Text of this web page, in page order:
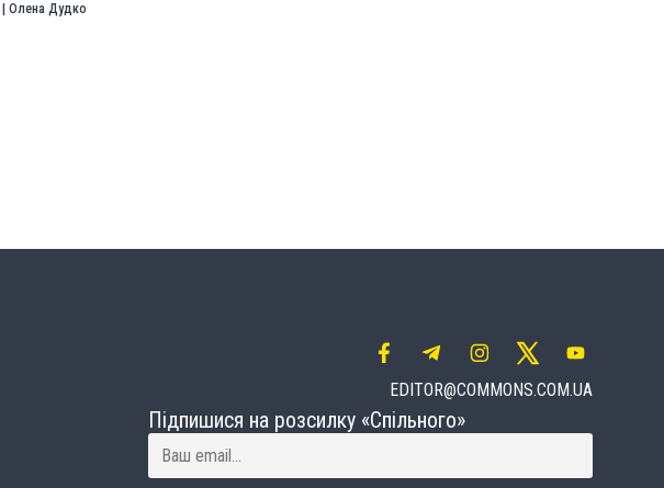
Олена Дудко
EDITOR@COMMONS.COM.UA
Підпишися на розсилку «Спільного»